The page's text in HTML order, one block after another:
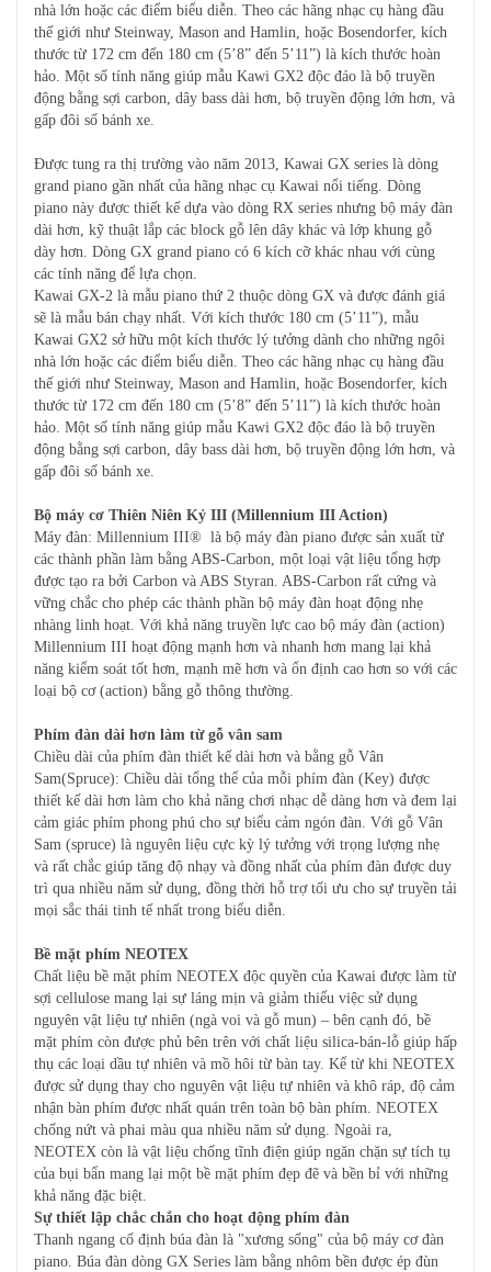
nhà lớn hoặc các điểm biểu diễn. Theo các hãng nhạc cụ hàng đầu
thế giới như Steinway, Mason and Hamlin, hoặc Bosendorfer, kích
thước từ 172 cm đến 180 cm (5’8” đến 5’11”) là kích thước hoàn
hảo. Một số tính năng giúp mẫu Kawi GX2 độc đáo là bộ truyền
động bằng sợi carbon, dây bass dài hơn, bộ truyền động lớn hơn, và
gấp đôi số bánh xe.
Được tung ra thị trường vào năm 2013, Kawai GX series là dòng
grand piano gần nhất của hãng nhạc cụ Kawai nổi tiếng. Dòng
piano này được thiết kế dựa vào dòng RX series nhưng bộ máy đàn
dài hơn, kỹ thuật lắp các block gỗ lên dây khác và lớp khung gỗ
dày hơn. Dòng GX grand piano có 6 kích cỡ khác nhau với cùng
các tính năng để lựa chọn.
Kawai GX-2 là mẫu piano thứ 2 thuộc dòng GX và được đánh giá
sẽ là mẫu bán chạy nhất. Với kích thước 180 cm (5’11”), mẫu
Kawai GX2 sở hữu một kích thước lý tưởng dành cho những ngôi
nhà lớn hoặc các điểm biểu diễn. Theo các hãng nhạc cụ hàng đầu
thế giới như Steinway, Mason and Hamlin, hoặc Bosendorfer, kích
thước từ 172 cm đến 180 cm (5’8” đến 5’11”) là kích thước hoàn
hảo. Một số tính năng giúp mẫu Kawi GX2 độc đáo là bộ truyền
động bằng sợi carbon, dây bass dài hơn, bộ truyền động lớn hơn, và
gấp đôi số bánh xe.
Bộ máy cơ Thiên Niên Kỷ III (Millennium III Action)
Máy đàn: Millennium III® là bộ máy đàn piano được sản xuất từ
các thành phần làm bằng ABS-Carbon, một loại vật liệu tổng hợp
được tạo ra bởi Carbon và ABS Styran. ABS-Carbon rất cứng và
vững chắc cho phép các thành phần bộ máy đàn hoạt động nhẹ
nhàng linh hoạt. Với khả năng truyền lực cao bộ máy đàn (action)
Millennium III hoạt động mạnh hơn và nhanh hơn mang lại khả
năng kiểm soát tốt hơn, mạnh mẽ hơn và ổn định cao hơn so với các
loại bộ cơ (action) bằng gỗ thông thường.
Phím đàn dài hơn làm từ gỗ vân sam
Chiều dài của phím đàn thiết kế dài hơn và bằng gỗ Vân
Sam(Spruce): Chiều dài tổng thể của mỗi phím đàn (Key) được
thiết kế dài hơn làm cho khả năng chơi nhạc dễ dàng hơn và đem lại
cảm giác phím phong phú cho sự biểu cảm ngón đàn. Với gỗ Vân
Sam (spruce) là nguyên liệu cực kỳ lý tưởng với trọng lượng nhẹ
và rất chắc giúp tăng độ nhạy và đồng nhất của phím đàn được duy
trì qua nhiều năm sử dụng, đồng thời hỗ trợ tối ưu cho sự truyền tải
mọi sắc thái tinh tế nhất trong biểu diễn.
Bề mặt phím NEOTEX
Chất liệu bề mặt phím NEOTEX độc quyền của Kawai được làm từ
sợi cellulose mang lại sự láng mịn và giảm thiểu việc sử dụng
nguyên vật liệu tự nhiên (ngà voi và gỗ mun) – bên cạnh đó, bề
mặt phím còn được phủ bên trên với chất liệu silica-bán-lỗ giúp hấp
thụ các loại dầu tự nhiên và mồ hôi từ bàn tay. Kể từ khi NEOTEX
được sử dụng thay cho nguyên vật liệu tự nhiên và khô ráp, độ cảm
nhận bàn phím được nhất quán trên toàn bộ bàn phím. NEOTEX
chống nứt và phai màu qua nhiều năm sử dụng. Ngoài ra,
NEOTEX còn là vật liệu chống tĩnh điện giúp ngăn chặn sự tích tụ
của bụi bẩn mang lại một bề mặt phím đẹp đẽ và bền bỉ với những
khả năng đặc biệt.
Sự thiết lập chắc chắn cho hoạt động phím đàn
Thanh ngang cố định búa đàn là "xương sống" của bộ máy cơ đàn
piano. Búa đàn dòng GX Series làm bằng nhôm bền được ép đùn